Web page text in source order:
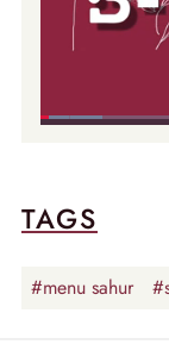
TAGS
#menu sahur